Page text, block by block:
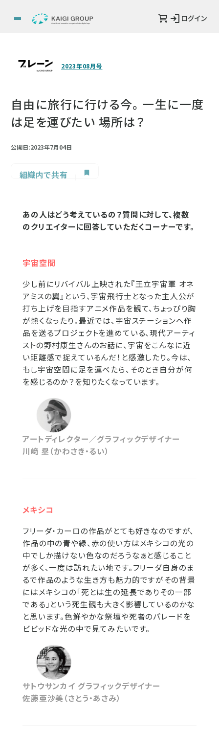
ログイン
2023年08月号
自由に旅行に行ける今。 一生に一度
は足を運びたい 場所は？
公開日:2023年7月04日
組織内で共有
あの人はどう考えているの？質問に対して、複数
のクリエイターに回答していただくコーナーです。
宇宙空間
少し前にリバイバル上映された『王立宇宙軍 オネ
アミスの翼』という、宇宙飛行士となった主人公が
打ち上げを目指すアニメ作品を観て、ちょっぴり胸
が熱くなったり。最近では、宇宙ステーションへ作
品を送るプロジェクトを進めている、現代アーティ
ストの野村康生さんのお話に、宇宙をこんなに近
い距離感で捉えているんだ！と感激したり。今は、
もし宇宙空間に足を運べたら、そのとき自分が何
を感じるのか？を知りたくなっています。
アートディレクター／グラフィックデザイナー
川﨑 塁（かわさき・るい）
メキシコ
フリーダ・カーロの作品がとても好きなのですが、
作品の中の青や緑、赤の使い方はメキシコの光の
中でしか描けない色なのだろうなぁと感じること
が多く、一度は訪れたい地です。フリーダ自身のま
るで作品のような生き方も魅力的ですがその背景
にはメキシコの「死とは生の延長でありその一部
である」という死生観も大きく影響しているのかな
と思います。色鮮やかな祭壇や死者のパレードを
ビビッドな光の中で見てみたいです。
サトウサンカイ グラフィックデザイナー
佐藤亜沙美（さとう・あさみ）